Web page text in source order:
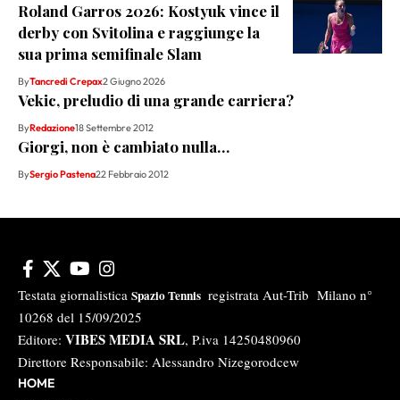
Roland Garros 2026: Kostyuk vince il
derby con Svitolina e raggiunge la
sua prima semifinale Slam
ByTancredi Crepax2 Giugno 2026
Vekic, preludio di una grande carriera?
ByRedazione18 Settembre 2012
Giorgi, non è cambiato nulla…
BySergio Pastena22 Febbraio 2012
Testata giornalistica Spazio Tennis registrata Aut-Trib Milano n°
10268 del 15/09/2025
Editore: VIBES MEDIA SRL, P.iva 14250480960
Direttore Responsabile: Alessandro Nizegorodcew
HOME